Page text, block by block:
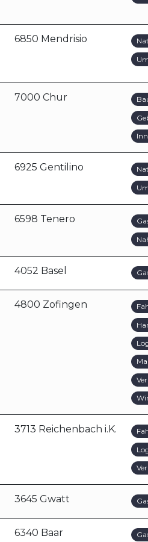
6850 Mendrisio
7000 Chur
6925 Gentilino
6598 Tenero
4052 Basel
4800 Zofingen
3713 Reichenbach i.K.
3645 Gwatt
6340 Baar